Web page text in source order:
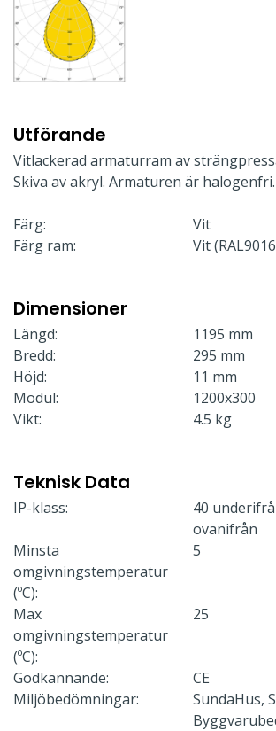
Utförande
Vitlackerad armaturram av
Skiva av akryl. Armaturen är halogenfri.
Färg:
Vit
Färg ram:
Vit
Dimensioner
Längd:
1195 mm
Bredd:
295 mm
Höjd:
11 mm
Modul:
1200x300
Vikt:
4.5 kg
Teknisk Data
IP-klass:
40
ovanifrån
Minsta
omgivningstemperatur
(ºC):
5
Max
omgivningstemperatur
(ºC):
25
Godkännande:
CE
Miljöbedömningar:
SundaHus,